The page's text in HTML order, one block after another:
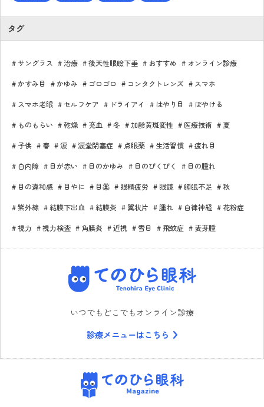
タグ
サングラス 治療 後天性眼瞼下垂 おすすめ オンライン診療
かすみ目 かゆみ ゴロゴロ コンタクトレンズ スマホ
スマホ老眼 セルフケア ドライアイ はやり目 ぼやける
ものもらい 乾燥 充血 冬 加齢黄斑変性 医療技術 夏
子供 春 涙 涙堂閉塞症 点眼薬 生活習慣 疲れ目
白内障 目が赤い 目のかゆみ 目のぴくぴく 目の腫れ
目の違和感 目やに 目薬 眼精疲労 眼鏡 睡眠不足 秋
紫外線 結膜下出血 結膜炎 翼状片 腫れ 自律神経 花粉症
視力 視力検査 角膜炎 近視 雪目 飛蚊症 麦芽腫
てのひら眼科
いつでもどこでもオンライン診療
診療メニューはこちら
てのひら眼科